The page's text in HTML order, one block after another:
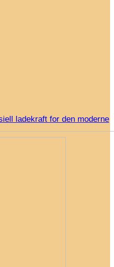
ladekraft for den moderne